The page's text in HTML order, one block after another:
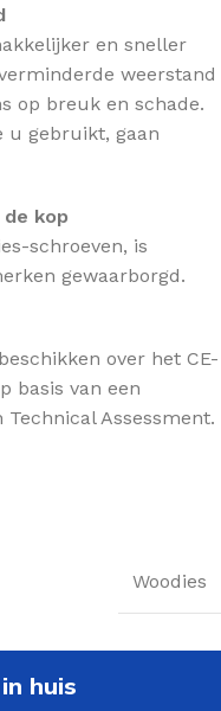
en sneller
weerstand
op breuk en schade.
u gebruikt, gaan
kop
schroeven, is
gewaarborgd.
over het CE-
basis van een
Assessment.
Woodies
huis